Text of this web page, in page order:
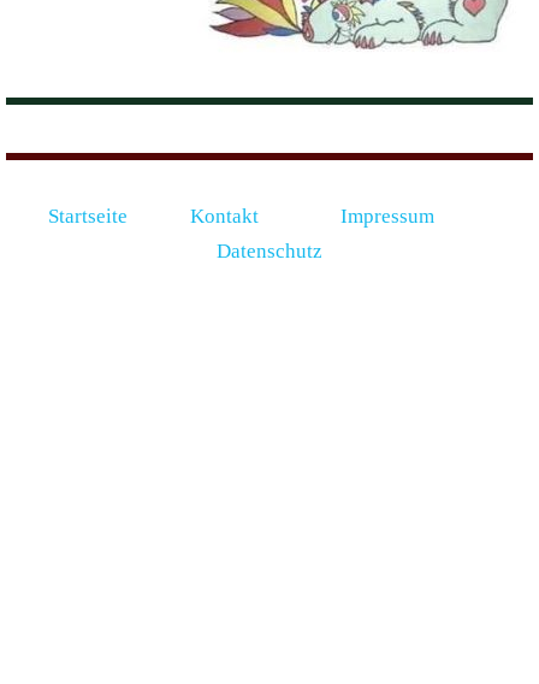
Startseite Kontakt
Impressum
Datenschutz